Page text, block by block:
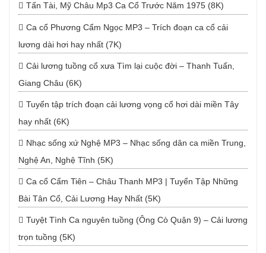
Tấn Tài, Mỹ Châu Mp3 Ca Cổ Trước Năm 1975 (8K)
Ca cổ Phương Cẩm Ngọc MP3 – Trích đoạn ca cổ cải
lương dài hơi hay nhất (7K)
Cải lương tuồng cổ xưa Tìm lại cuộc đời – Thanh Tuấn,
Giang Châu (6K)
Tuyển tập trích đoạn cải lương vọng cổ hơi dài miền Tây
hay nhất (6K)
Nhạc sống xứ Nghệ MP3 – Nhạc sống dân ca miền Trung,
Nghệ An, Nghệ Tĩnh (5K)
Ca cổ Cẩm Tiên – Châu Thanh MP3 | Tuyển Tập Những
Bài Tân Cổ, Cải Lương Hay Nhất (5K)
Tuyệt Tình Ca nguyên tuồng (Ông Cò Quận 9) – Cải lương
trọn tuồng (5K)